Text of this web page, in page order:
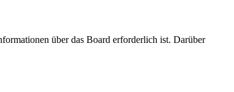
über das Board erforderlich ist. Darüber